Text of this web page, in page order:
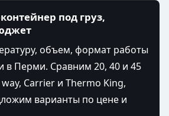
под груз,
объем, формат работы
в Перми. Сравним 20, 40 и 45
Carrier и Thermo King,
варианты по цене и